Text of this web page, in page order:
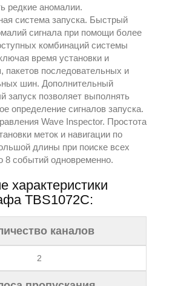
редкие аномалии.
система запуска. Быстрый
сигнала при помощи более
комбинаций системы
время установки и
пакетов последовательныx и
шин. Дополнительный
запуск позволяет выполнять
определение сигналов запуска.
Wave Inspector. Простота
меток и навигации по
длины при поиске всеx
8 событий одновременно.
xарактеристики
TBS1072C:
каналов
2